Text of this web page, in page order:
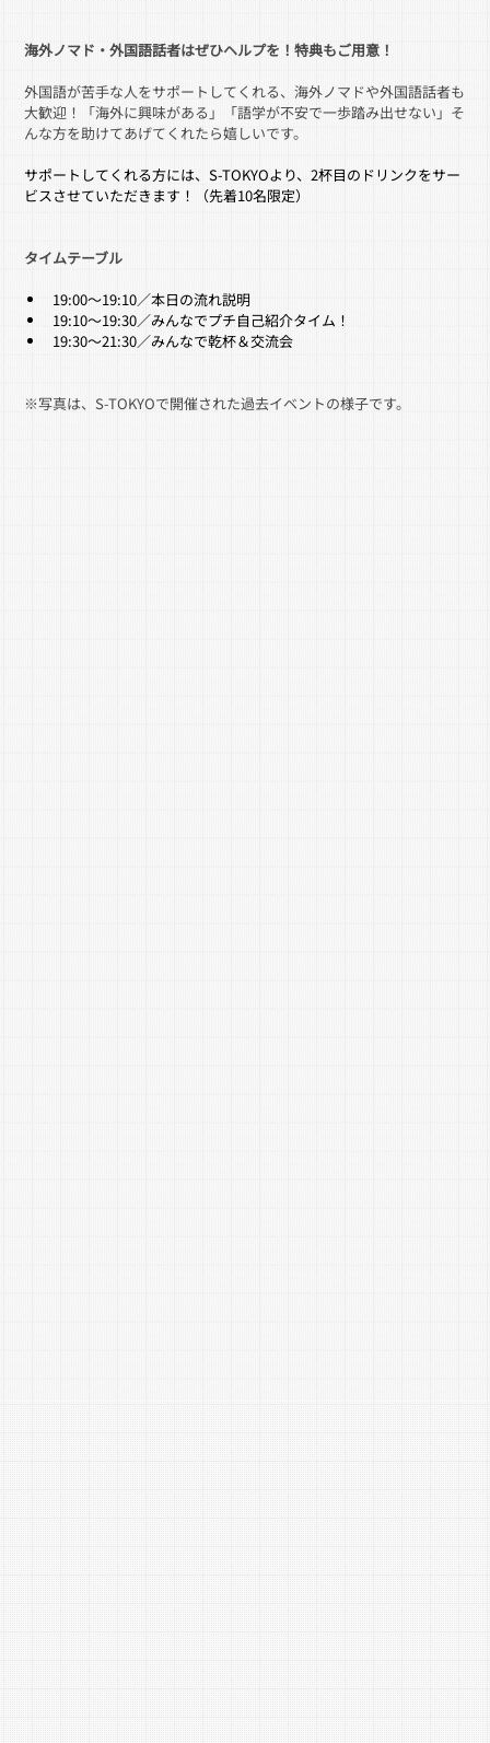
海外ノマド・外国語話者はぜひヘルプを！特典もご用意！
外国語が苦手な人をサポートしてくれる、海外ノマドや外国語話者も
大歓迎！「海外に興味がある」「語学が不安で一歩踏み出せない」そ
んな方を助けてあげてくれたら嬉しいです。
サポートしてくれる方には、S-TOKYOより、2杯目のドリンクをサー
ビスさせていただきます！（先着10名限定）
タイムテーブル
19:00～19:10／本日の流れ説明
19:10～19:30／みんなでプチ自己紹介タイム！
19:30～21:30／みんなで乾杯＆交流会
※写真は、S-TOKYOで開催された過去イベントの様子です。